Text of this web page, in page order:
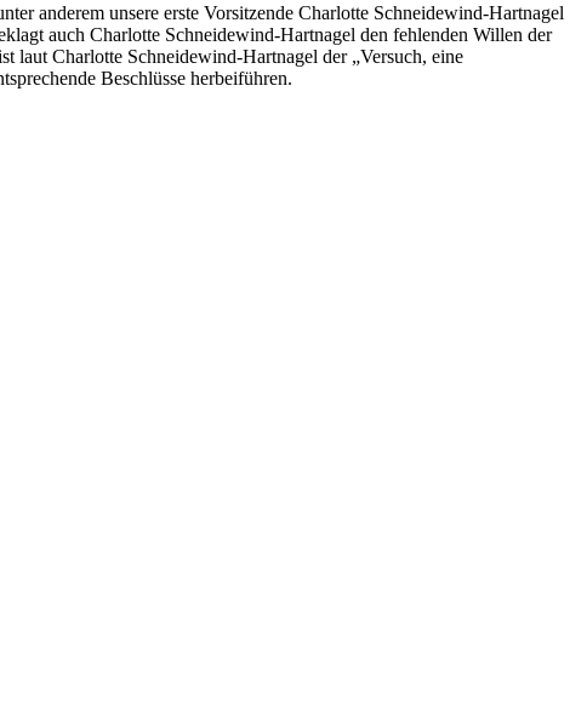
anderem unsere erste Vorsitzende Charlotte Schneidewind-Hartnagel
auch Charlotte Schneidewind-Hartnagel den fehlenden Willen der
laut Charlotte Schneidewind-Hartnagel der „Versuch, eine
Beschlüsse herbeiführen.